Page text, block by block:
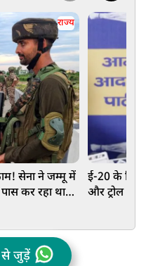
राज्य
सेना ने जम्मू में
पास कर रहा था
ई-20 के
और ट्रोल
से जुड़ें